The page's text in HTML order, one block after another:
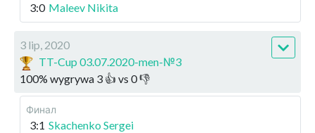
3:0 Maleev Nikita
3 lip, 2020
TT-Cup 03.07.2020-men-№3
100% wygrywa 3 👍 vs 0👎
Финал
3:1 Skachenko Sergei